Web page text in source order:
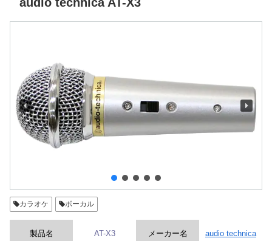
カラオケ ボーカル
製品名 AT-X3 メーカー名 audio technica